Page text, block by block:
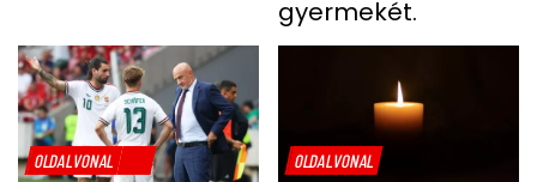
gyermekét.
OLDALVONAL OLDALVONAL